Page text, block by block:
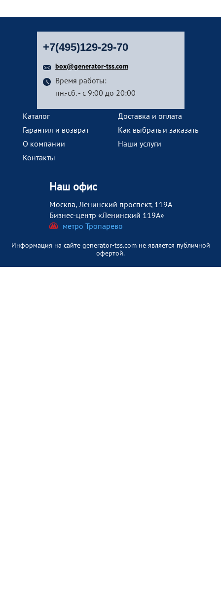
+7(495)129-29-70
box@generator-tss.com
Время работы:
пн.-сб. - с 9:00 до 20:00
Каталог
Доставка и оплата
Гарантия и возврат
Как выбрать и заказать
О компании
Наши услуги
Контакты
Наш офис
Москва, Ленинский проспект, 119А
Бизнес-центр «Ленинский 119А»
метро Тропарево
Информация на сайте generator-tss.com не является публичной
офертой.